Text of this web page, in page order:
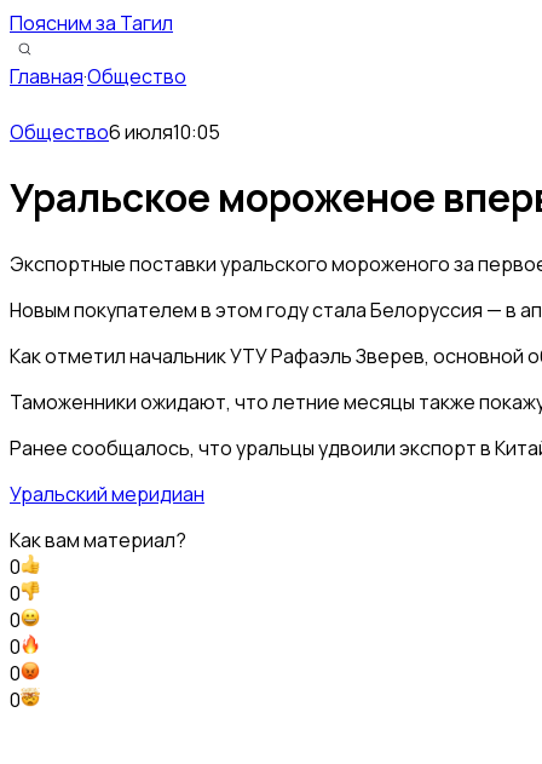
Поясним за Тагил
Главная·Общество
Общество6 июля10:05
Уральское мороженое
Экспортные поставки уральского мороженого за
Новым покупателем в этом году стала Белоруссия — в
Как отметил начальник УТУ Рафаэль Зверев, основной
Таможенники ожидают, что летние месяцы также
Ранее сообщалось, что уральцы удвоили экспорт в
Уральский меридиан
Как вам материал?
0
0
0
0
0
0